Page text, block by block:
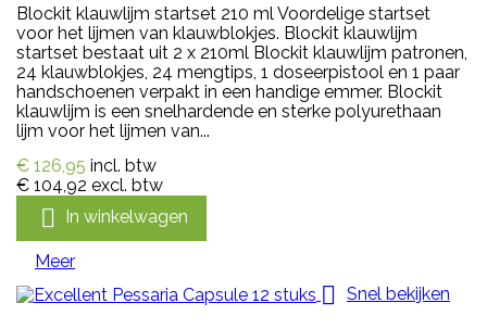
Blockit klauwlijm startset 210 ml Voordelige startset
voor het lijmen van klauwblokjes. Blockit klauwlijm
startset bestaat uit 2 x 210ml Blockit klauwlijm patronen,
24 klauwblokjes, 24 mengtips, 1 doseerpistool en 1 paar
handschoenen verpakt in een handige emmer. Blockit
klauwlijm is een snelhardende en sterke polyurethaan
lijm voor het lijmen van...
€ 126,95 incl. btw
€ 104,92 excl. btw
 In winkelwagen
Meer

Snel bekijken